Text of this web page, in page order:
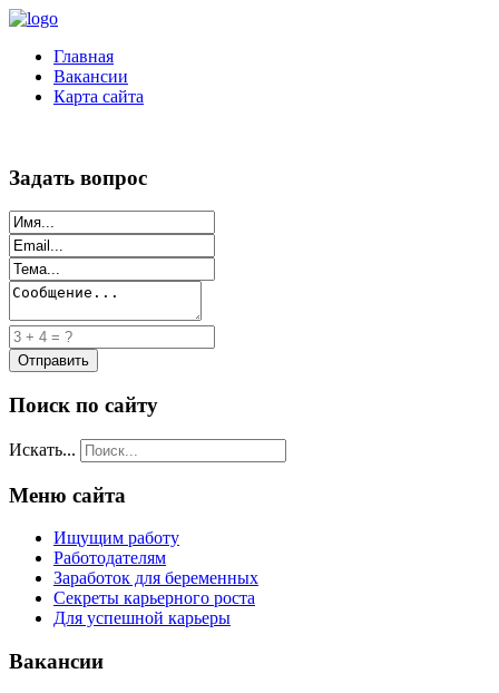
Главная
Вакансии
Карта сайта
Задать вопрос
Поиск по сайту
Искать...
Меню сайта
Ищущим работу
Работодателям
Заработок для беременных
Секреты карьерного роста
Для успешной карьеры
Вакансии